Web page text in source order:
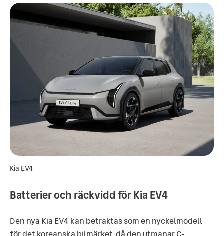
Kia EV4
Batterier och räckvidd för Kia EV4
Den nya Kia EV4 kan betraktas som en nyckelmodell